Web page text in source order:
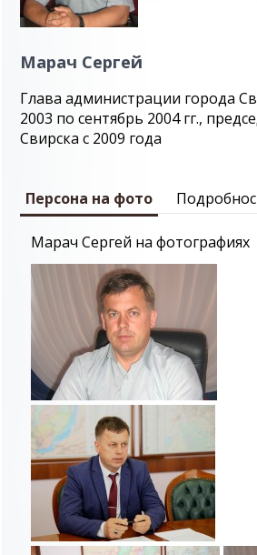
Марач Сергей
Глава администрации города
2003 по сентябрь 2004 гг.,
Свирска с 2009 года
Персона на фото
Марач Сергей на фотографиях